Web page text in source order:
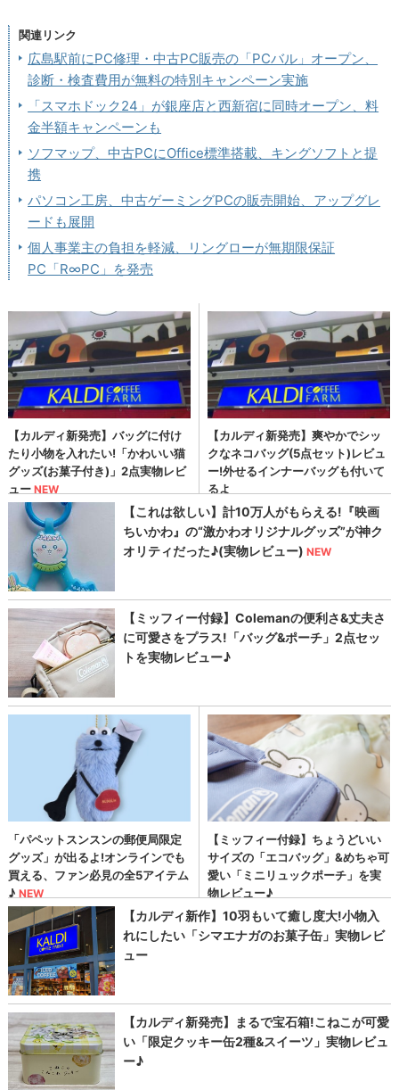
関連リンク
広島駅前にPC修理・中古PC販売の「PCバル」オープン、
診断・検査費用が無料の特別キャンペーン実施
「スマホドック24」が銀座店と西新宿に同時オープン、料
金半額キャンペーンも
ソフマップ、中古PCにOffice標準搭載、キングソフトと提
携
パソコン工房、中古ゲーミングPCの販売開始、アップグレ
ードも展開
個人事業主の負担を軽減、リングローが無期限保証
PC「R∞PC」を発売